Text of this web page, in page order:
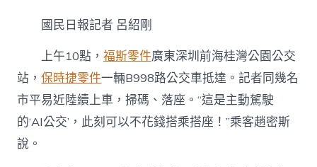
圳
OSDER
奧
斯
德
材
料
國民日報記者 呂紹剛
上午10點，福斯零件廣東深圳前海桂灣公園公交
站，保時捷零件一輛B998路公交車抵達。記者同幾名
市平易近陸續上車，掃碼、落座。“這是主動駕駛
的‘AI公交’，此刻可以不花錢搭乘搭座！”乘客趙密斯
說。